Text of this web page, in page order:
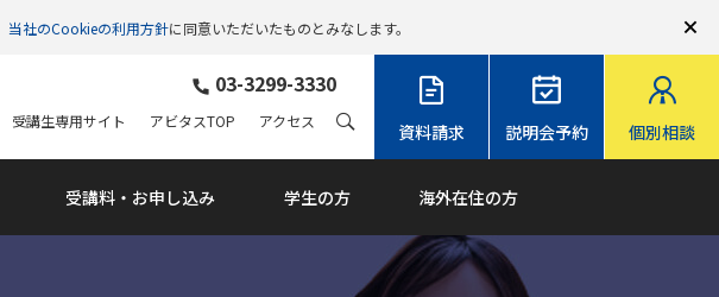
当社のCookieの利用方針に同意いただいたものとみなします。
資料請求 説明会予約 個別相談
03-3299-3330
受講料・ お申し込み 学生の方 海外在住の方
受講生専用サイト アビタスTOP アクセス